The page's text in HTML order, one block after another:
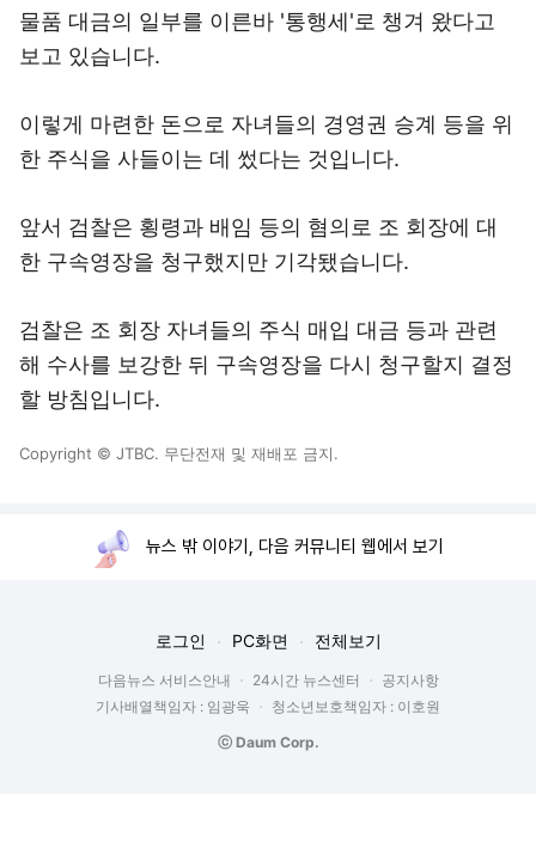
물품 대금의 일부를 이른바 '통행세'로 챙겨 왔다고
보고 있습니다.
이렇게 마련한 돈으로 자녀들의 경영권 승계 등을 위
한 주식을 사들이는 데 썼다는 것입니다.
앞서 검찰은 횡령과 배임 등의 혐의로 조 회장에 대
한 구속영장을 청구했지만 기각됐습니다.
검찰은 조 회장 자녀들의 주식 매입 대금 등과 관련
해 수사를 보강한 뒤 구속영장을 다시 청구할지 결정
할 방침입니다.
Copyright © JTBC. 무단전재 및 재배포 금지.
뉴스 밖 이야기, 다음 커뮤니티 웹에서 보기
로그인 PC화면 전체보기
다음뉴스 서비스안내 24시간 뉴스센터
공지사항
기사배열책임자 : 임광욱
청소년보호책임자 : 이호원
ⓒ Daum Corp.